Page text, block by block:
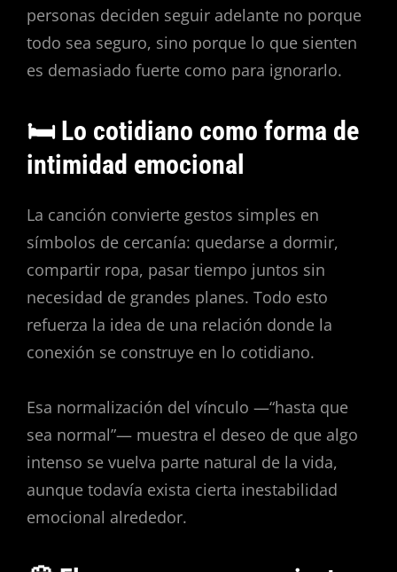
personas deciden seguir adelante no porque
todo sea seguro, sino porque lo que sienten
es demasiado fuerte como para ignorarlo.
🛏️ Lo cotidiano como forma de
intimidad emocional
La canción convierte gestos simples en
símbolos de cercanía: quedarse a dormir,
compartir ropa, pasar tiempo juntos sin
necesidad de grandes planes. Todo esto
refuerza la idea de una relación donde la
conexión se construye en lo cotidiano.
Esa normalización del vínculo —“hasta que
sea normal”— muestra el deseo de que algo
intenso se vuelva parte natural de la vida,
aunque todavía exista cierta inestabilidad
emocional alrededor.